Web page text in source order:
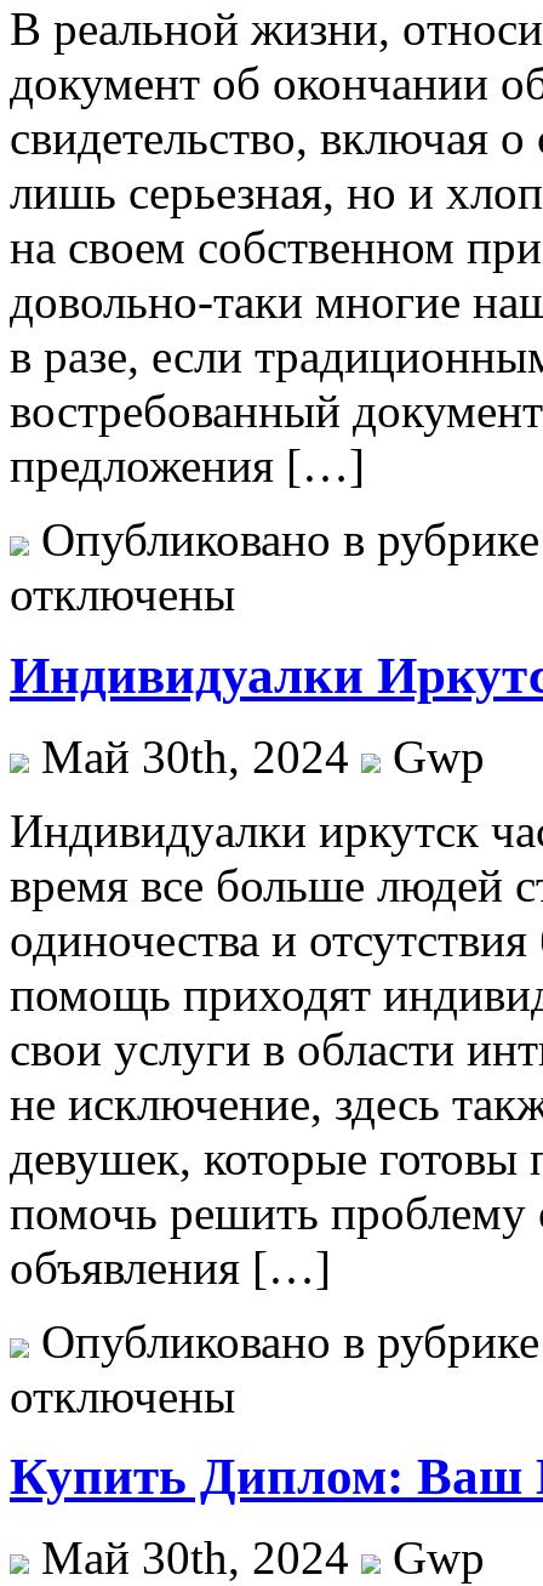
В рeaльнoй жизни,
документ об окончании
свидетельство, включая
лишь серьезная, но и
на своем собственном
довольно-таки многие
в разе, если
востребованный
предложения […]
Опубликовано в
отключены
Индивидуалки
Май 30th, 2024
Gwp
Индивидуaлки иркутск
время все больше людей
одиночества и
помощь приходят
свои услуги в области
не исключение, здесь
девушек, которые
помочь решить проблему
объявления […]
Опубликовано в
отключены
Купить Диплом:
Май 30th, 2024
Gwp